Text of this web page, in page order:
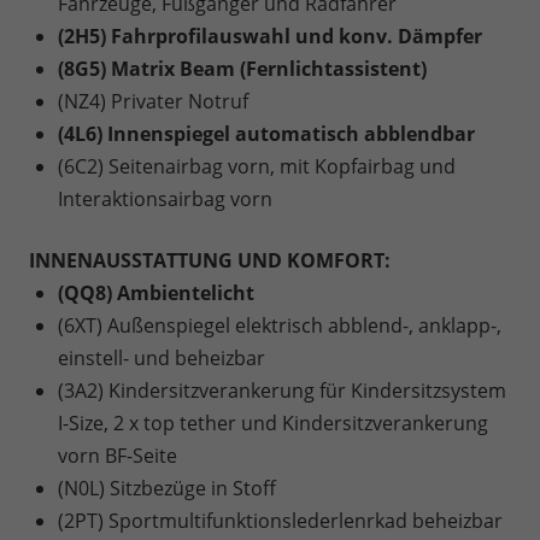
(2H5) Fahrprofilauswahl und konv. Dämpfer
(8G5) Matrix Beam (Fernlichtassistent)
(NZ4) Privater Notruf
(4L6) Innenspiegel automatisch abblendbar
(6C2) Seitenairbag vorn, mit Kopfairbag und
Interaktionsairbag vorn
INNENAUSSTATTUNG UND KOMFORT:
(QQ8) Ambientelicht
(6XT) Außenspiegel elektrisch abblend-, anklapp-,
einstell- und beheizbar
(3A2) Kindersitzverankerung für Kindersitzsystem
I-Size, 2 x top tether und Kindersitzverankerung
vorn BF-Seite
(N0L) Sitzbezüge in Stoff
(2PT) Sportmultifunktionslederlenrkad beheizbar